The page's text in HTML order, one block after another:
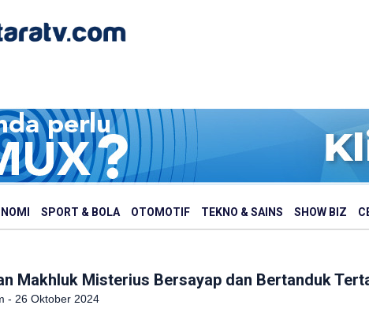
SPORT & BOLA OTOMOTIF TEKNO & SAINS SHOW BIZ
Makhluk Misterius Bersayap dan Bertanduk
- 26 Oktober 2024